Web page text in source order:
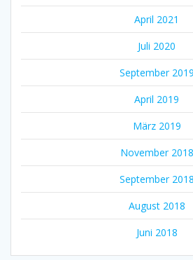
April 2021
Juli 2020
September 2019
April 2019
März 2019
November 2018
September 2018
August 2018
Juni 2018